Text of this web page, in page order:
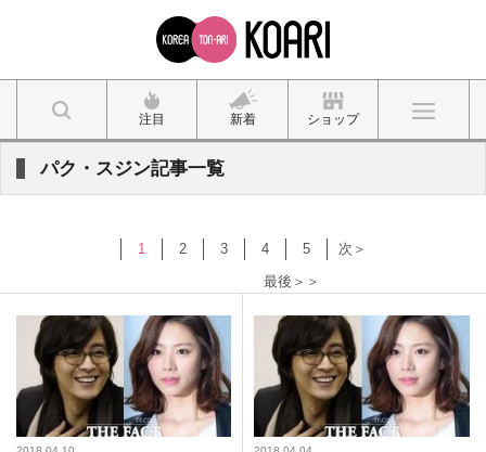
注目 新着 ショップ
パク・スジン記事一覧
1 2 3 4 5
次＞
最後＞＞